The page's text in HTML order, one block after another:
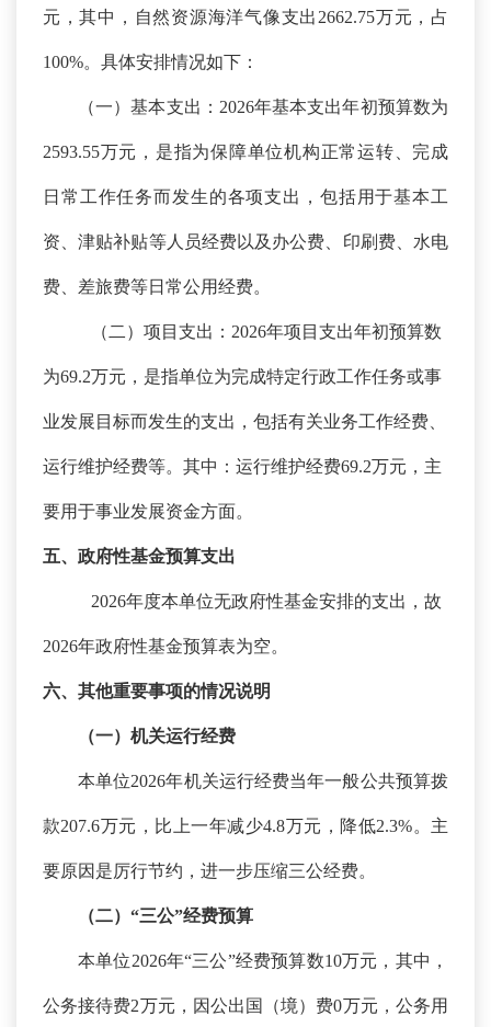
元，其中，自然资源海洋气像支出2662.75万元，占
100%。具体安排情况如下：
（一）基本支出： 2026年基本支出年初预算数为
2593.55万元，是指为保障单位机构正常运转、完成
日常工作任务而发生的各项支出，包括用于基本工
资、津贴补贴等人员经费以及办公费、印刷费、水电
费、差旅费等日常公用经费。
（二）项目支出： 2026年项目支出年初预算数
为69.2万元，是指单位为完成特定行政工作任务或事
业发展目标而发生的支出，包括有关业务工作经费、
运行维护经费等。其中：运行维护经费69.2万元，主
要用于事业发展资金方面。
五、政府性基金预算支出
2026年度本单位无政府性基金安排的支出，故
2026年政府性基金预算表为空。
六、其他重要事项的情况说明
（一）机关运行经费
本单位2026年机关运行经费当年一般公共预算拨
款207.6万元，比上一年减少4.8万元，降低2.3%。主
要原因是厉行节约，进一步压缩三公经费。
（二） “三公”经费预算
本单位2026年“三公”经费预算数10万元，其中，
公务接待费2万元，因公出国（境）费0万元，公务用